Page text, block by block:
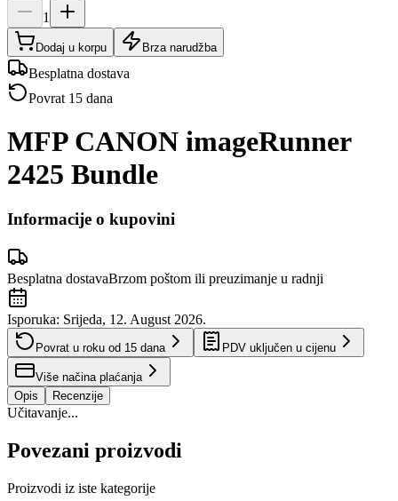
1
Dodaj u korpu Brza narudžba
Besplatna dostava
Povrat 15 dana
MFP CANON imageRunner
2425 Bundle
Informacije o kupovini
Besplatna dostavaBrzom poštom ili preuzimanje u radnji
Isporuka: Srijeda, 12. August 2026.
Povrat u roku od 15 dana PDV uključen u cijenu
Više načina plaćanja
Opis
Recenzije
Učitavanje...
Povezani proizvodi
Proizvodi iz iste kategorije